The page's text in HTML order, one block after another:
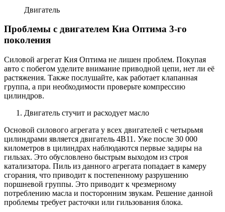
Двигатель
Проблемы с двигателем Киа Оптима 3-го
поколения
Силовой агрегат Кия Оптима не лишен проблем. Покупая
авто с побегом уделите внимание приводной цепи, нет ли её
растяжения. Также послушайте, как работает клапанная
группа, а при необходимости проверьте компрессию
цилиндров.
Двигатель стучит и расходует масло
Основой силового агрегата у всех двигателей с четырьмя
цилиндрами является двигатель 4B11. Уже после 30 000
километров в цилиндрах наблюдаются первые задиры на
гильзах. Это обусловлено быстрым выходом из строя
катализатора. Пиль из данного агрегата попадает в камеру
сгорания, что приводит к постепенному разрушению
поршневой группы. Это приводит к чрезмерному
потреблению масла и посторонним звукам. Решение данной
проблемы требует расточки или гильзования блока.